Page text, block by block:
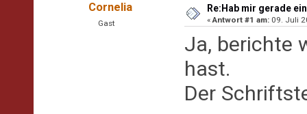
Cornelia
Gast
Re:Hab mir gerade
«Antwort #1 am: 09. Juli
Ja, berichte
hast.
Der